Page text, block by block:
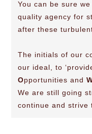
You can be sure
quality agency for
after these
The initials of our
our ideal, to
Opportunities and
We are still going
continue and strive